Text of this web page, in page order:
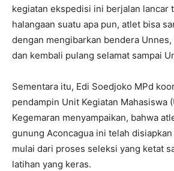
kegiatan ekspedisi ini berjalan lancar
halangaan suatu apa pun, atlet bisa
dengan mengibarkan bendera
dan kembali pulang selamat sampai
Sementara itu, Edi Soedjoko MPd
pendampin Unit Kegiatan Mahasiswa
Kegemaran menyampaikan, bahwa
gunung Aconcagua ini telah
mulai dari proses seleksi yang ketat
latihan yang keras.